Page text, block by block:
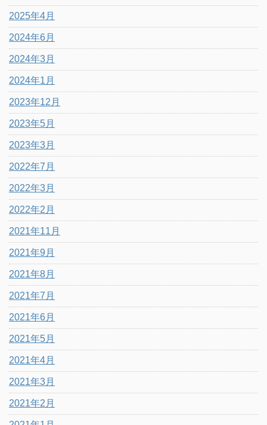
2025年4月
2024年6月
2024年3月
2024年1月
2023年12月
2023年5月
2023年3月
2022年7月
2022年3月
2022年2月
2021年11月
2021年9月
2021年8月
2021年7月
2021年6月
2021年5月
2021年4月
2021年3月
2021年2月